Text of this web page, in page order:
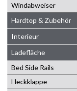
Windabweiser
Hardtop & Zubehör
Interieur
Ladefläche
Bed Side Rails
Heckklappe